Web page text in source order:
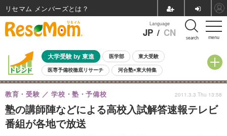
menu
Language
JP / CN search
大学受験 by 東進 医学部 東大受験
医専予備校徹底リサーチ 河合塾×東大特集
親子で考える大学選び 高校受験 中学受験 小学校受験
共通テスト 夏休み 8月開催学校説明会・相談会
8月開催イベント・WS 全国公立高校 過去問 人気記事
自由研究教材（小学生向け）
塾の講師陣などによる高校入試解答速報テレビ
番組が各地で放送
教育・受験 学校・塾・予備校 2011.3.3 Thu 13:58
リセマム メンバーズ